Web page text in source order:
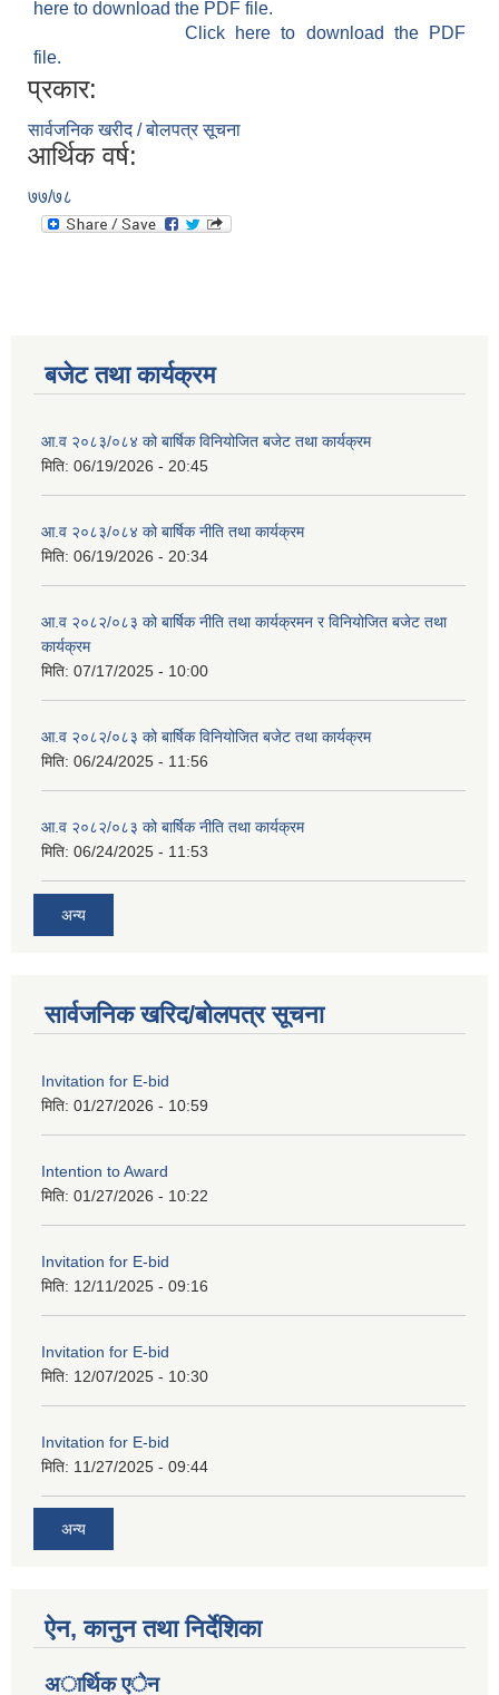
here to download the PDF file.
Click here to download the PDF
file.
प्रकार:
सार्वजनिक खरीद / बोलपत्र सूचना
आर्थिक वर्ष:
७७/७८
बजेट तथा कार्यक्रम
आ.व २०८३/०८४ को बार्षिक विनियोजित बजेट तथा कार्यक्रम
मिति: 06/19/2026 - 20:45
आ.व २०८३/०८४ को बार्षिक नीति तथा कार्यक्रम
मिति: 06/19/2026 - 20:34
आ.व २०८२/०८३ को बार्षिक नीति तथा कार्यक्रमन र विनियोजित बजेट तथा
कार्यक्रम
मिति: 07/17/2025 - 10:00
आ.व २०८२/०८३ को बार्षिक विनियोजित बजेट तथा कार्यक्रम
मिति: 06/24/2025 - 11:56
आ.व २०८२/०८३ को बार्षिक नीति तथा कार्यक्रम
मिति: 06/24/2025 - 11:53
अन्य
सार्वजनिक खरिद/बोलपत्र सूचना
Invitation for E-bid
मिति: 01/27/2026 - 10:59
Intention to Award
मिति: 01/27/2026 - 10:22
Invitation for E-bid
मिति: 12/11/2025 - 09:16
Invitation for E-bid
मिति: 12/07/2025 - 10:30
Invitation for E-bid
मिति: 11/27/2025 - 09:44
अन्य
ऐन, कानुन तथा निर्देशिका
अार्थिक एेन